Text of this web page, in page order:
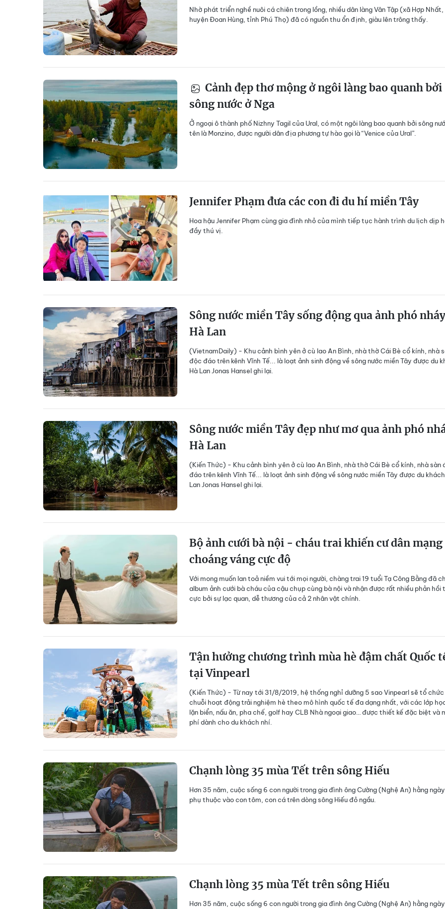
Nhờ phát triển nghề nuôi cá chiên trong lồng, nhiều dân làng Vân Tập (xã Hợp Nhất,
huyện Đoan Hùng, tỉnh Phú Thọ) đã có nguồn thu ổn định, giàu lên trông thấy.
Cảnh đẹp thơ mộng ở ngôi làng bao quanh bởi
sông nước ở Nga
Ở ngoại ô thành phố Nizhny Tagil của Ural, có một ngôi làng bao quanh bởi sông
tên là Monzino, được người dân địa phương tự hào gọi là “Venice của Ural”.
Jennifer Phạm đưa các con đi du hí miền Tây
Hoa hậu Jennifer Phạm cùng gia đình nhỏ của mình tiếp tục hành trình du lịch dịp
đầy thú vị.
Sông nước miền Tây sống động qua ảnh phó nháy
Hà Lan
(VietnamDaily) - Khu cảnh bình yên ở cù lao An Bình, nhà thờ Cái Bè cổ kính, nhà
độc đáo trên kênh Vĩnh Tế... là loạt ảnh sinh động về sông nước miền Tây được du
Hà Lan Jonas Hansel ghi lại.
Sông nước miền Tây đẹp như mơ qua ảnh phó
Hà Lan
(Kiến Thức) - Khu cảnh bình yên ở cù lao An Bình, nhà thờ Cái Bè cổ kính, nhà sàn
đáo trên kênh Vĩnh Tế... là loạt ảnh sinh động về sông nước miền Tây được du
Lan Jonas Hansel ghi lại.
Bộ ảnh cưới bà nội - cháu trai khiến cư dân mạng
choáng váng cực độ
Với mong muốn lan toả niềm vui tới mọi người, chàng trai 19 tuổi Tạ Công Bằng đã
album ảnh cưới bà cháu của cậu chụp cùng bà nội và nhận được rất nhiều phản hồi
cực bởi sự lạc quan, dễ thương của cả 2 nhân vật chính.
Tận hưởng chương trình mùa hè đậm chất Quốc
tại Vinpearl
(Kiến Thức) - Từ nay tới 31/8/2019, hệ thống nghỉ dưỡng 5 sao Vinpearl sẽ tổ chức
chuỗi hoạt động trải nghiệm hè theo mô hình quốc tế đa dạng nhất, với các lớp
lặn biển, nấu ăn, pha chế, golf hay CLB Nhà ngoại giao… được thiết kế đặc biệt và
phí dành cho du khách nhí.
Chạnh lòng 35 mùa Tết trên sông Hiếu
Hơn 35 năm, cuộc sống 6 con người trong gia đình ông Cường (Nghệ An) hằng
phụ thuộc vào con tôm, con cá trên dòng sông Hiếu đỏ ngầu.
Chạnh lòng 35 mùa Tết trên sông Hiếu
Hơn 35 năm, cuộc sống 6 con người trong gia đình ông Cường (Nghệ An) hằng